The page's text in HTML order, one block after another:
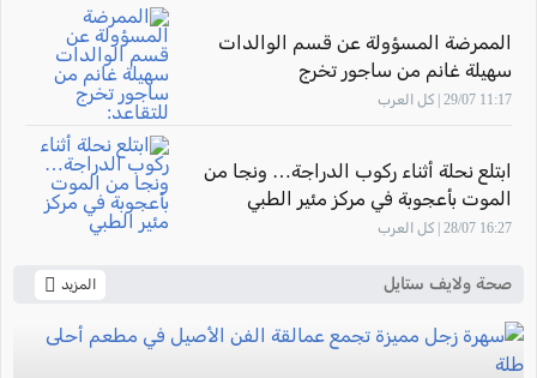
الممرضة المسؤولة عن قسم الوالدات
سهيلة غانم من ساجور تخرج
للتقاعد: "أشعر بالفخر لأنني ساهمت في
11:17 29/07 | كل العرب
ابتلع نحلة أثناء ركوب الدراجة… ونجا من
الموت بأعجوبة في مركز مئير الطبي
16:27 28/07 | كل العرب
صحة ولايف ستايل المزيد